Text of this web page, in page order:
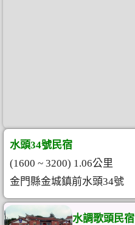
水頭34號民宿
(1600 ~ 3200) 1.06公里
金門縣金城鎮前水頭34號
水調歌頭民宿